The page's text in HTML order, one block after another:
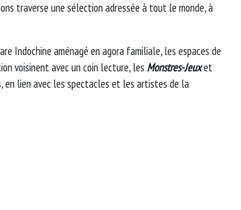
traverse une sélection adressée à tout le monde, à
Indochine aménagé en agora familiale, les espaces de
voisinent avec un coin lecture, les Monstres-Jeuxet
en lien avec les spectacles et les artistes de la